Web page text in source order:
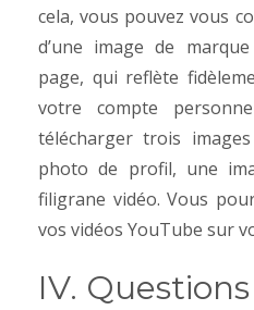
cela, vous pouvez vous
d’une image de
page, qui reflète
votre compte
télécharger trois
photo de profil, une
filigrane vidéo.Vous
vos vidéos YouTube sur
IV.